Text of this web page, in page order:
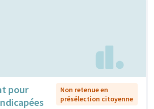
pour
Non retenue en
présélection citoyenne